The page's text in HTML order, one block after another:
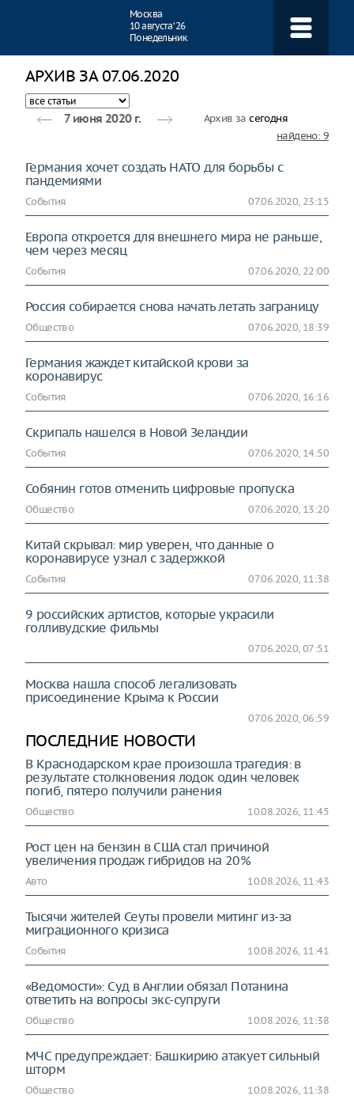
Москва
10 августа ‘26
Понедельник
АРХИВ ЗА 07.06.2020
7 июня 2020 г. Архив засегодня
найдено: 9
Германия хочет создать НАТО для борьбы с
пандемиями
События 07.06.2020, 23:15
Европа откроется для внешнего мира не раньше,
чем через месяц
События 07.06.2020, 22:00
Россия собирается снова начать летать заграницу
Общество 07.06.2020, 18:39
Германия жаждет китайской крови за
коронавирус
События 07.06.2020, 16:16
Скрипаль нашелся в Новой Зеландии
События 07.06.2020, 14:50
Собянин готов отменить цифровые пропуска
Общество 07.06.2020, 13:20
Китай скрывал: мир уверен, что данные о
коронавирусе узнал с задержкой
События 07.06.2020, 11:38
9 российских артистов, которые украсили
голливудские фильмы
07.06.2020, 07:51
Москва нашла способ легализовать
присоединение Крыма к России
07.06.2020, 06:59
ПОСЛЕДНИЕ НОВОСТИ
В Краснодарском крае произошла трагедия: в
результате столкновения лодок один человек
погиб, пятеро получили ранения
Общество 10.08.2026, 11:45
Рост цен на бензин в США стал причиной
увеличения продаж гибридов на 20%
Авто 10.08.2026, 11:43
Тысячи жителей Сеуты провели митинг из-за
миграционного кризиса
События 10.08.2026, 11:41
«Ведомости»: Суд в Англии обязал Потанина
ответить на вопросы экс-супруги
Общество 10.08.2026, 11:38
МЧС предупреждает: Башкирию атакует сильный
шторм
Общество 10.08.2026, 11:38